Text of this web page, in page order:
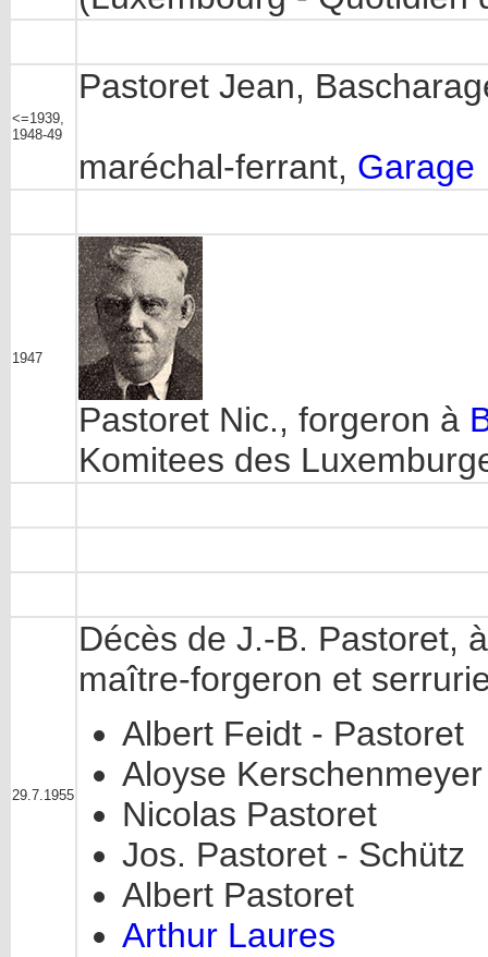
<=1939,
1948-49
Pastoret Jean,
maréchal-ferrant, Garage
1947
Pastoret Nic., forgeron à
Komitees des
29.7.1955
Décès de J.-B. Pastoret,
maître-forgeron et
Albert Feidt - Pastoret
Aloyse
Nicolas Pastoret
Jos. Pastoret - Schütz
Albert Pastoret
Arthur Laures